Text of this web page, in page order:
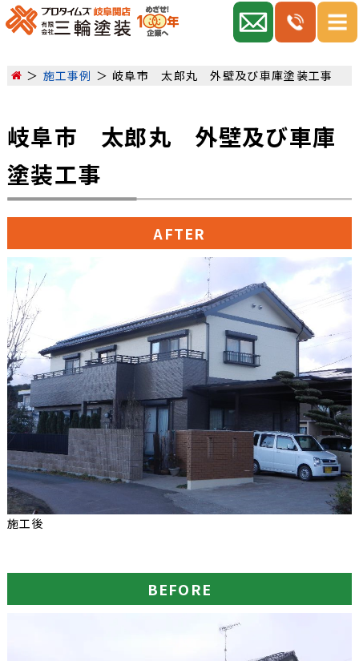
施工事例 岐阜市 太郎丸 外壁及び車庫塗装工事
岐阜市 太郎丸 外壁及び車庫
塗装工事
AFTER
施工後
BEFORE